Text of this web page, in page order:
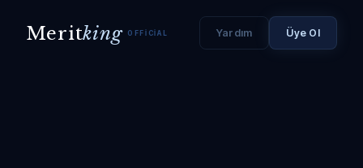
Meritking OFFICIAL Yardım Üye Ol